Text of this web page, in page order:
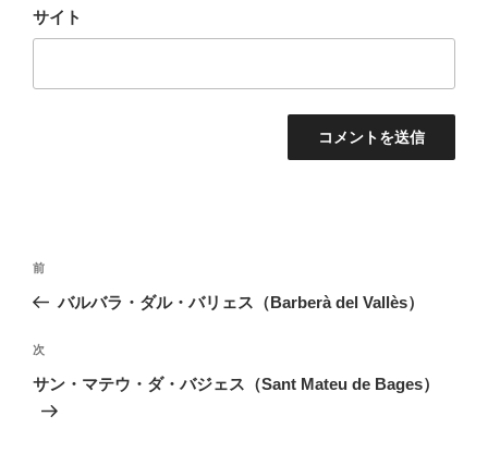
サイト
投
ナ
ビ
ゲ
ー
前
の
稿
前
バルバラ・ダル・バリェス（Barberà del Vallès）
次
の
次
サン・マテウ・ダ・バジェス（Sant Mateu de Bages）